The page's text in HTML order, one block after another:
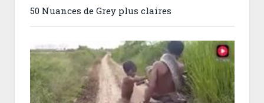
50 Nuances de Grey plus claires